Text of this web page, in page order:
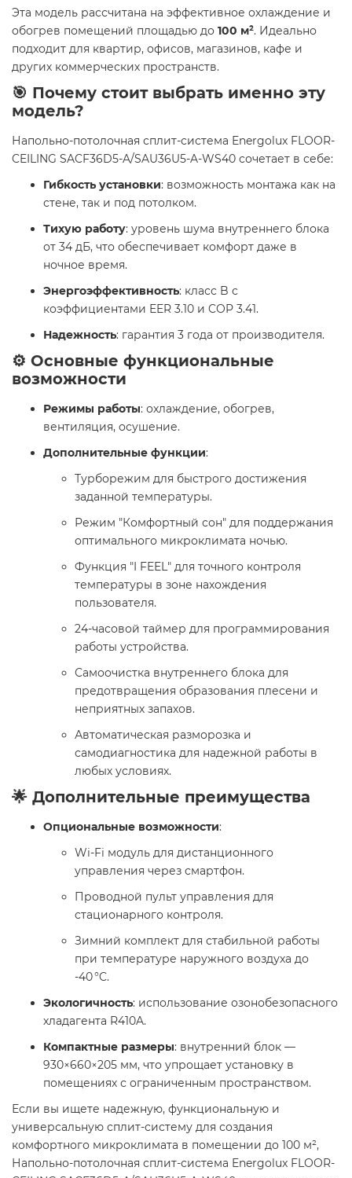
Эта модель рассчитана на эффективное охлаждение и
обогрев помещений площадью до 100 м². Идеально
подходит для квартир, офисов, магазинов, кафе и
других коммерческих пространств.
🎯 Почему стоит выбрать именно эту
модель?
Напольно-потолочная сплит-система Energolux FLOOR-
CEILING SACF36D5-A/SAU36U5-A-WS40 сочетает в себе:
Гибкость установки: возможность монтажа как на
стене, так и под потолком.
Тихую работу: уровень шума внутреннего блока
от 34 дБ, что обеспечивает комфорт даже в
ночное время.
Энергоэффективность: класс B с
коэффициентами EER 3.10 и COP 3.41.
Надежность: гарантия 3 года от производителя.
⚙️ Основные функциональные
возможности
Режимы работы: охлаждение, обогрев,
вентиляция, осушение.
Дополнительные функции:
Турборежим для быстрого достижения
заданной температуры.
Режим "Комфортный сон" для поддержания
оптимального микроклимата ночью.
Функция "I FEEL" для точного контроля
температуры в зоне нахождения
пользователя.
24-часовой таймер для программирования
работы устройства.
Самоочистка внутреннего блока для
предотвращения образования плесени и
неприятных запахов.
Автоматическая разморозка и
самодиагностика для надежной работы в
любых условиях.
🌟 Дополнительные преимущества
Опциональные возможности:
Wi-Fi модуль для дистанционного
управления через смартфон.
Проводной пульт управления для
стационарного контроля.
Зимний комплект для стабильной работы
при температуре наружного воздуха до
-40 °C.
Экологичность: использование озонобезопасного
хладагента R410A.
Компактные размеры: внутренний блок —
930×660×205 мм, что упрощает установку в
помещениях с ограниченным пространством.
Если вы ищете надежную, функциональную и
универсальную сплит-систему для создания
комфортного микроклимата в помещении до 100 м²,
Напольно-потолочная сплит-система Energolux FLOOR-